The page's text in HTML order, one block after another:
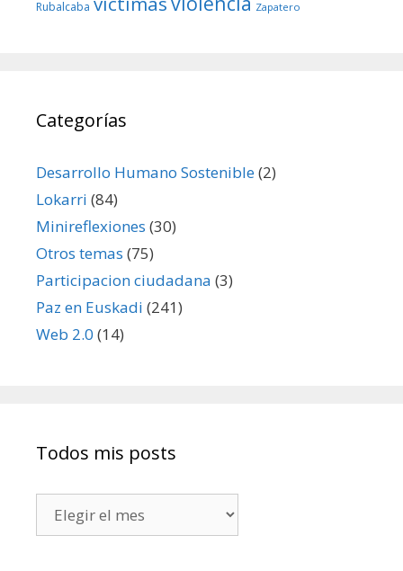
Rubalcaba Zapatero
Categorías
Desarrollo Humano Sostenible(2)
Lokarri (84)
Minireflexiones (30)
Otros temas (75)
Participacion ciudadana (3)
Paz en Euskadi (241)
Web 2.0 (14)
Todos mis posts
mis